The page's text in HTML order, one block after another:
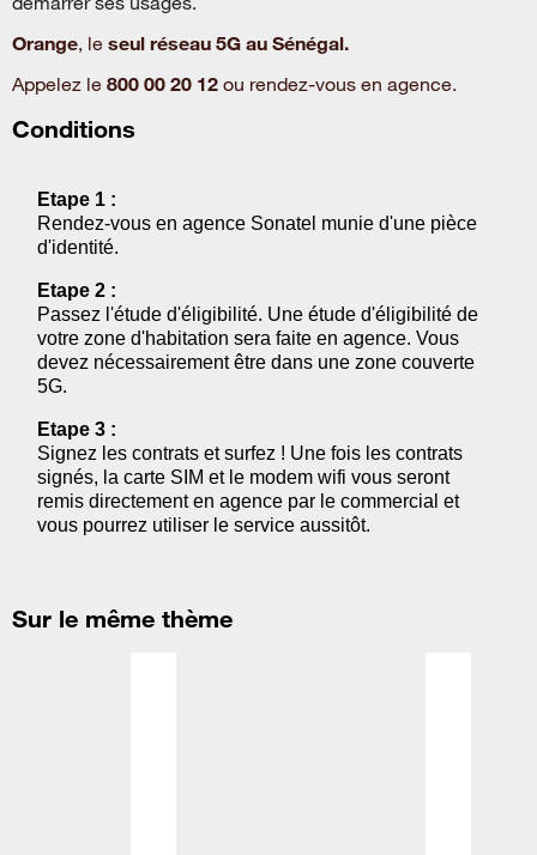
Orange, le seul réseau 5G au Sénégal.
Appelez le 800 00 20 12 ou rendez-vous en agence.
Conditions
Etape 1 :
Rendez-vous en agence Sonatel munie d'une pièce
d'identité.
Etape 2 :
Passez l'étude d'éligibilité. Une étude d'éligibilité de
votre zone d'habitation sera faite en agence. Vous
devez nécessairement être dans une zone couverte
5G.
Etape 3 :
Signez les contrats et surfez ! Une fois les contrats
signés, la carte SIM et le modem wifi vous seront
remis directement en agence par le commercial et
vous pourrez utiliser le service aussitôt.
Sur le même thème